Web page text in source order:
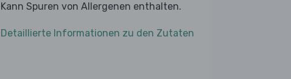
Kann Spuren von Allergenen enthalten.
Detaillierte Informationen zu den Zutaten